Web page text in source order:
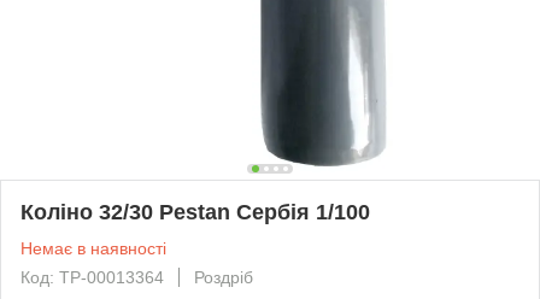
Коліно 32/30 Pestan Сербія 1/100
Немає в наявності
Код: ТР-00013364
Роздріб